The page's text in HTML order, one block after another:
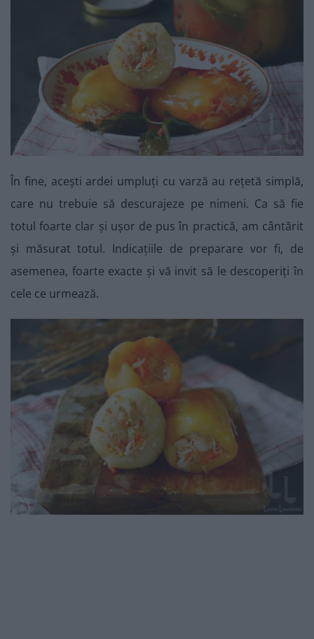
În fine, acești ardei umpluți cu varză au rețetă simplă,
care nu trebuie să descurajeze pe nimeni. Ca să fie
totul foarte clar și ușor de pus în practică, am cântărit
și măsurat totul. Indicațiile de preparare vor fi, de
asemenea, foarte exacte și vă invit să le descoperiți în
cele ce urmează.